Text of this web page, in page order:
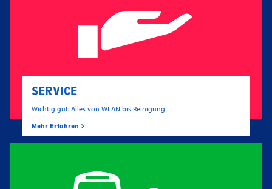
SERVICE
Wichtig gut: Alles von WLAN bis Reinigung
Mehr Erfahren